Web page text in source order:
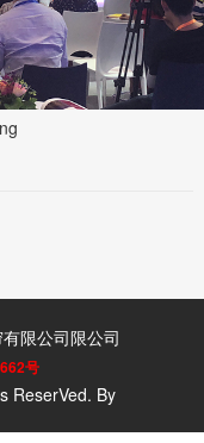
限公司限公司
号
ReserVed. By